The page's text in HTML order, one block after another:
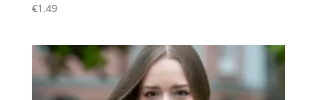
€1.49